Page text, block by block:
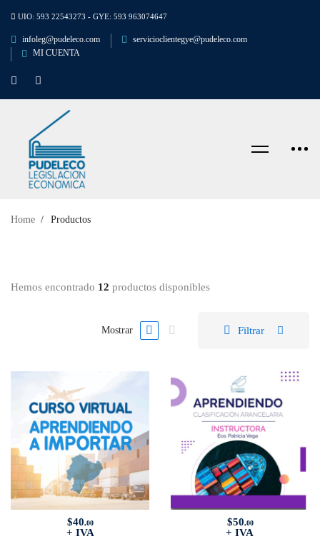
UIO: 593 22543273 - GYE: 593 963074647
infoleg@pudeleco.com
servicioclientegye@pudeleco.com
MI CUENTA
Home Productos
Hemos encontrado 12 productos disponibles
Mostrar Filtrar
$40,00
+ IVA
$50,00
+ IVA